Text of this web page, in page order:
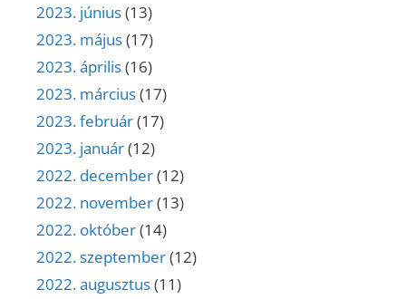
2023. június(13)
2023. május(17)
2023. április(16)
2023. március(17)
2023. február(17)
2023. január(12)
2022. december(12)
2022. november(13)
2022. október(14)
2022. szeptember(12)
2022. augusztus(11)